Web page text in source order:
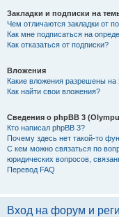
Закладки и подписки на
Чем отличаются закладки от
Как мне подписаться на
Как отказаться от подписки?
Вложения
Какие вложения разрешены
Как найти свои вложения?
Сведения о phpBB 3
Кто написал phpBB 3?
Почему здесь нет такой-то
С кем можно связаться по
юридических вопросов,
Перевод FAQ
Вход на форум и